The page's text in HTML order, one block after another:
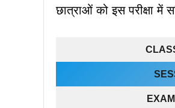
छात्राओं को इस परीक्षा में